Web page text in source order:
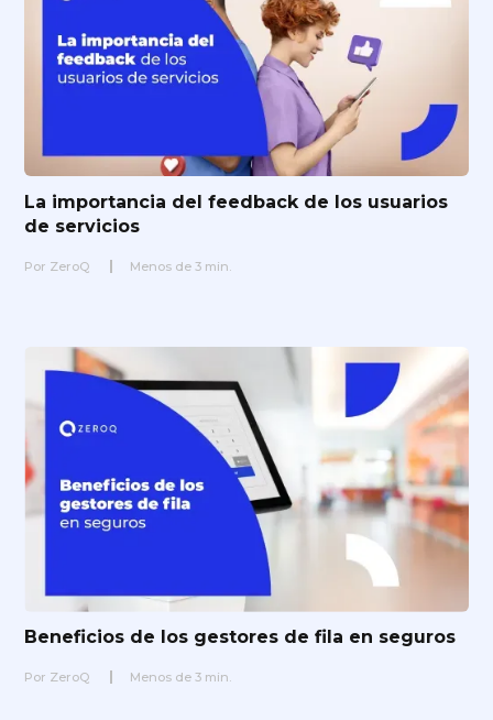
La importancia del feedback de los usuarios
de servicios
Por ZeroQ Menos de 3 min.
Beneficios de los gestores de fila en seguros
Por ZeroQ Menos de 3 min.